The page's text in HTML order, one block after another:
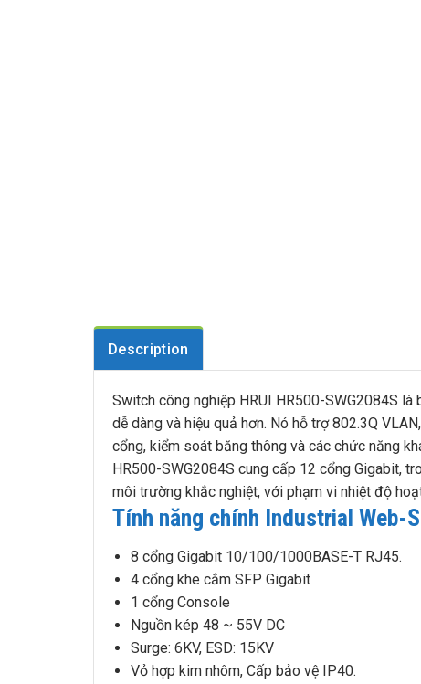
Description
Switch công nghiệp HRUI HR500-SWG2084S
dễ dàng và hiệu quả hơn. Nó hỗ trợ 802.3Q
cổng, kiểm soát băng thông và các chức năng
HR500-SWG2084S cung cấp 12 cổng Gigabit,
môi trường khắc nghiệt, với phạm vi nhiệt độ
Tính năng chính Industrial Web-
8 cổng Gigabit 10/100/1000BASE-T RJ45.
4 cổng khe cắm SFP Gigabit
1 cổng Console
Nguồn kép 48 ~ 55V DC
Surge: 6KV, ESD: 15KV
Vỏ hợp kim nhôm, Cấp bảo vệ IP40.